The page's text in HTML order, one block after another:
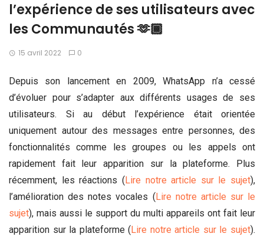
l’expérience de ses utilisateurs avec
les Communautés 🫶🏾
15 avril 2022 0
Depuis son lancement en 2009, WhatsApp n’a cessé
d’évoluer pour s’adapter aux différents usages de ses
utilisateurs. Si au début l’expérience était orientée
uniquement autour des messages entre personnes, des
fonctionnalités comme les groupes ou les appels ont
rapidement fait leur apparition sur la plateforme. Plus
récemment, les réactions (Lire notre article sur le sujet),
l’amélioration des notes vocales (Lire notre article sur le
sujet), mais aussi le support du multi appareils ont fait leur
apparition sur la plateforme (Lire notre article sur le sujet).